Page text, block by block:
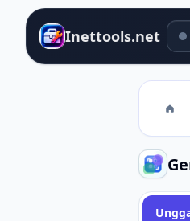
Inettools.net